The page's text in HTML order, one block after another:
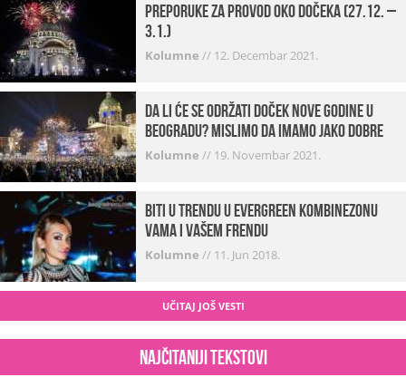
Preporuke za provod oko dočeka (27.12. –
3.1.)
Kolumne // 12. Decembar 2021.
Da li će se održati doček Nove godine u
Beogradu? Mislimo da imamo jako DOBRE
VESTI!
Kolumne // 19. Novembar 2021.
Biti u trendu u Evergreen kombinezonu
vama i vašem frendu
Kolumne // 11. Jun 2018.
UČITAJ JOŠ VESTI
Najčitaniji tekstovi